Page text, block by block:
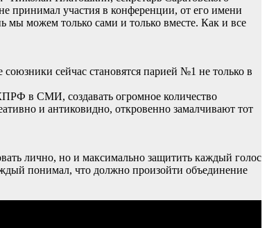
принимал участия в конференции, от его имени
можем только сами и только вместе. Как и все
сейчас становятся парией №1 не только в
в СМИ, создавать огромное количество
и антиковидно, откровенно замалчивают тот
лично, но и максимально защитить каждый голос
понимал, что должно произойти объединение